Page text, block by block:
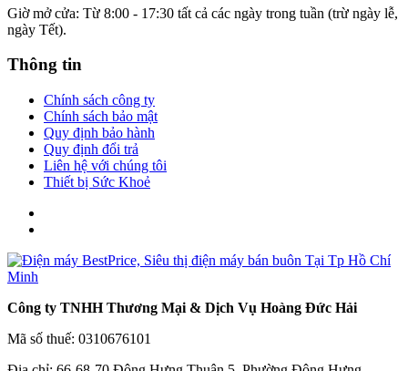
Giờ mở cửa: Từ 8:00 - 17:30 tất cả các ngày trong tuần (trừ ngày lễ,
ngày Tết).
Thông tin
Chính sách công ty
Chính sách bảo mật
Quy định bảo hành
Quy định đổi trả
Liên hệ với chúng tôi
Thiết bị Sức Khoẻ
Công ty TNHH Thương Mại & Dịch Vụ Hoàng Đức Hải
Mã số thuế: 0310676101